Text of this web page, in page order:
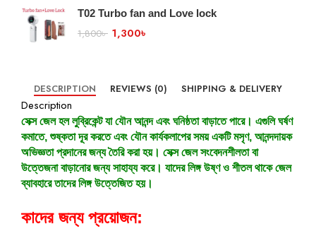
T02 Turbo fan and Love lock
1,800৳ 1,300৳
DESCRIPTION REVIEWS (0) SHIPPING & DELIVERY
Description
সেক্স জেল হল লুব্রিকেন্ট যা যৌন আনন্দ এবং ঘনিষ্ঠতা বাড়াতে পারে। এগুলি ঘর্ষণ
কমাতে, শুষ্কতা দূর করতে এবং যৌন কার্যকলাপের সময় একটি মসৃণ, আনন্দদায়ক
অভিজ্ঞতা প্রদানের জন্য তৈরি করা হয়। সেক্স জেল সংবেদনশীলতা বা
উত্তেজনা বাড়ানোর জন্য সাহায্য করে। যাদের লিঙ্গ উষ্ণ ও শীতল থাকে জেল
ব্যাবহারে তাদের লিঙ্গ উত্তেজিত হয়।
কাদের জন্য প্রয়োজন: